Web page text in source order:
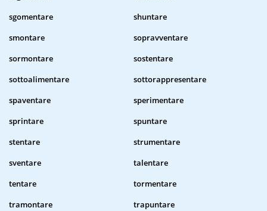
sgomentare
shuntare
smontare
sopravventare
sormontare
sostentare
sottoalimentare
sottorappresentare
spaventare
sperimentare
sprintare
spuntare
stentare
strumentare
sventare
talentare
tentare
tormentare
tramontare
trapuntare